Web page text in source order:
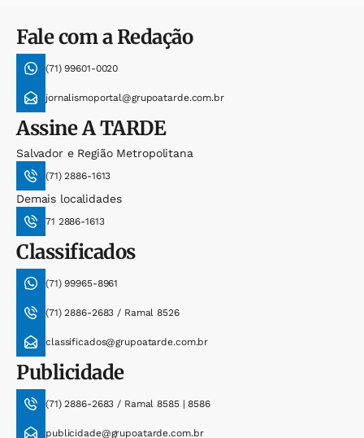
Fale com a Redação
(71) 99601-0020
jornalismoportal@grupoatarde.com.br
AssineA TARDE
Salvador e Região Metropolitana
(71) 2886-1613
Demais localidades
71 2886-1613
Classificados
(71) 99965-8961
(71) 2886-2683 / Ramal 8526
classificados@grupoatarde.com.br
Publicidade
(71) 2886-2683 / Ramal 8585 | 8586
publicidade@grupoatarde.com.br